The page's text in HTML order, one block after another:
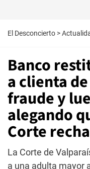
El Desconcierto >
Banco
a clienta
fraude y
alegando
Corte
La Corte de
a una adulta mayor